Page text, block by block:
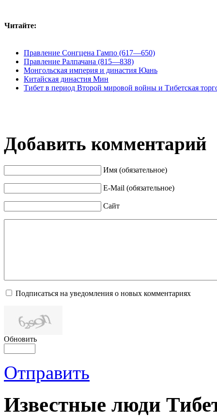
Читайте:
Правление Сонгцена Гампо (617—650)
Правление Ралпачана (815—838)
Монгольская империя и династия Юань
Китайская династия Мин
Тибет в период Второй мировой войны и Тибетская
Добавить комментарий
Имя (обязательное)
E-Mail (обязательное)
Сайт
Подписаться на уведомления о новых комментариях
Обновить
Отправить
Известные люди